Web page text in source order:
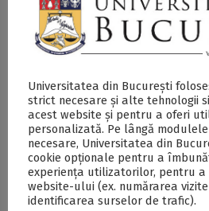
Conferința “Untangling the
and animals in the past using
case of the Northeast of the
Platforma ArchaeoSciences din
Postări Asemănătoare:
Universitatea din București
strict necesare și alte tehnologii
acest website și pentru a oferi
personalizată. Pe lângă
necesare, Universitatea din
cookie opționale pentru a
experiența utilizatorilor, pentru
website-ului (ex. numărarea
identificarea surselor de trafic).